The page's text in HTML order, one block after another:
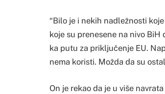
“Bilo je i nekih nadležnosti
koje su prenesene na nivo
ka putu za priključenje EU.
nema koristi. Možda da su
On je rekao da je u više